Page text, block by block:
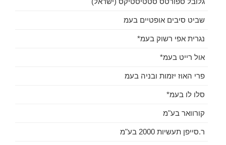
שביט סיבים אופטיים בעמ
נגרית אפי רשוק בעמ*
אול רייט בעמ*
פרי האוז יזמות ובניה בעמ
סלו לו בעמ*
קורוואר בע"מ
ר.סייפן תעשיות 2000 בע"מ